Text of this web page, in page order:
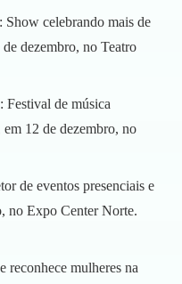
: Show celebrando mais de
dezembro, no Teatro
: Festival de música
12 de dezembro, no
de eventos presenciais e
no Expo Center Norte.
reconhece mulheres na